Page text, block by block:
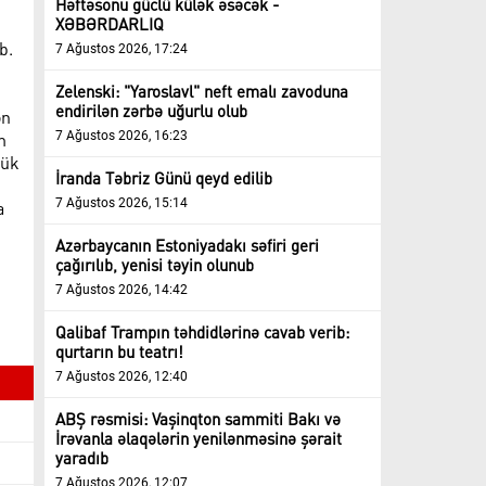
Həftəsonu güclü külək əsəcək -
XƏBƏRDARLIQ
7 Ağustos 2026, 17:24
Zelenski: "Yaroslavl" neft emalı zavoduna
endirilən zərbə uğurlu olub
7 Ağustos 2026, 16:23
İranda Təbriz Günü qeyd edilib
7 Ağustos 2026, 15:14
Azərbaycanın Estoniyadakı səfiri geri
çağırılıb, yenisi təyin olunub
7 Ağustos 2026, 14:42
Qalibaf Trampın təhdidlərinə cavab verib:
qurtarın bu teatrı!
7 Ağustos 2026, 12:40
ABŞ rəsmisi: Vaşinqton sammiti Bakı və
İrəvanla əlaqələrin yenilənməsinə şərait
yaradıb
7 Ağustos 2026, 12:07